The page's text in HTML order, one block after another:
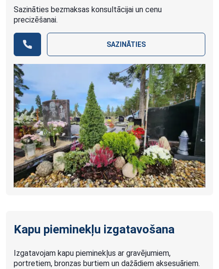
Sazināties bezmaksas konsultācijai un cenu
precizēšanai.
SAZINĀTIES
Kapu pieminekļu izgatavošana
Izgatavojam kapu pieminekļus ar gravējumiem,
portretiem, bronzas burtiem un dažādiem aksesuāriem.